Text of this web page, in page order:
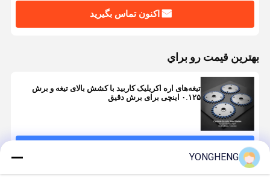
اکنون تماس بگیرید
بهترين قيمت رو براي
تیغه‌های اره اکریلیک کاربید با کشش بالای تیغه و برش
۰.۱۲۵ اینچی برای برش دقیق
YONGHENG